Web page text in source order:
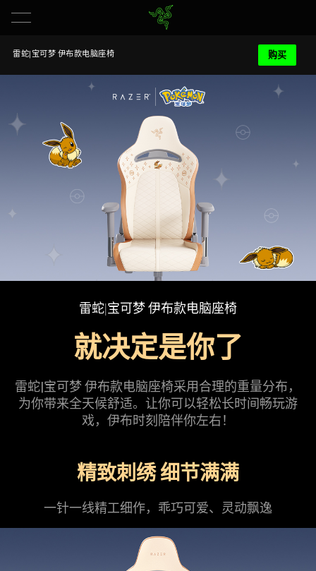
雷蛇|宝可梦 伊布款电脑座椅 购买
雷蛇|宝可梦 伊布款电脑座椅
就决定是你了
雷蛇|宝可梦 伊布款电脑座椅采用合理的重量分布，
为你带来全天候舒适。让你可以轻松长时间畅玩游
戏，伊布时刻陪伴你左右！
精致刺绣 细节满满
一针一线精工细作，乖巧可爱、灵动飘逸